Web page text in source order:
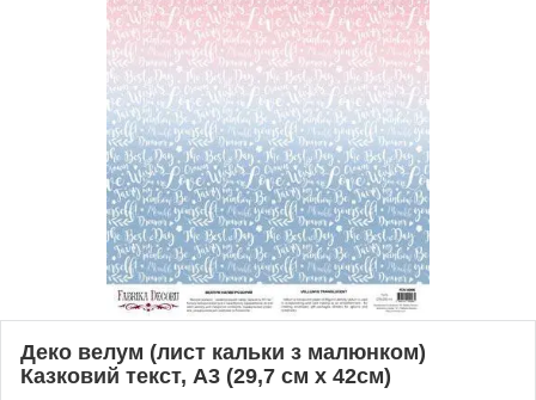
Деко велум (лист кальки з малюнком)
Казковий текст, А3 (29,7 см х 42см)